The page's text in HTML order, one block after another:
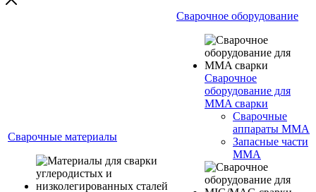
Сварочные материалы
Сварочное оборудование
Сварочное
оборудование для
MMA сварки
Сварочные
аппараты MMA
Запасные части
MMA